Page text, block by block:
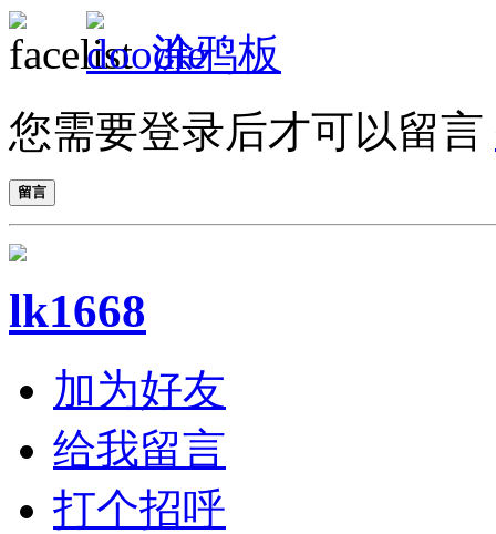
涂鸦板
您需要登录后才可以留言
留言
lk1668
加为好友
给我留言
打个招呼